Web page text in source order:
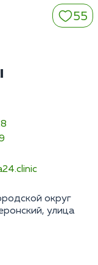
55
округ
улица